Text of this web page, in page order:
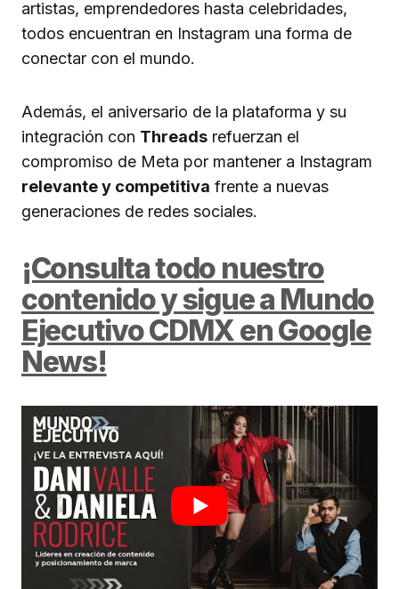
artistas, emprendedores hasta celebridades,
todos encuentran en Instagram una forma de
conectar con el mundo.
Además, el aniversario de la plataforma y su
integración con Threads refuerzan el
compromiso de Meta por mantener a Instagram
relevante y competitiva frente a nuevas
generaciones de redes sociales.
¡Consulta todo nuestro
contenido y sigue a Mundo
Ejecutivo CDMX en Google
News!